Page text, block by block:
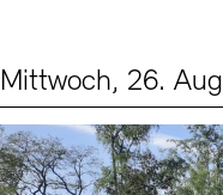
Mittwoch, 26. Aug